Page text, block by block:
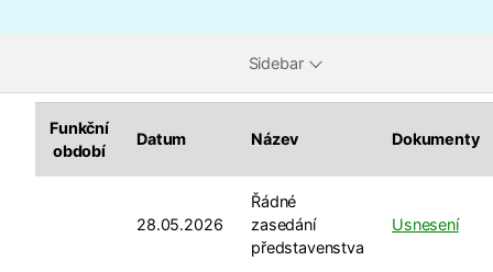
Sidebar
Funkční
období
Datum Název Dokumenty
28.05.2026
Řádné
zasedání
představenstva
Usnesení